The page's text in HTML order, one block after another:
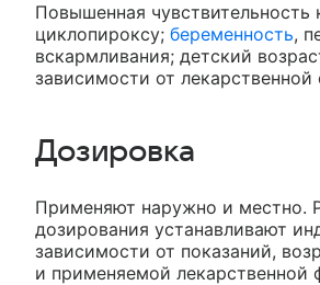
Повышенная чувствительность
циклопироксу; беременность,
вскармливания; детский
зависимости от
Дозировка
Применяют наружно и местно.
дозирования устанавливают
зависимости от показаний,
и применяемой лекарственной